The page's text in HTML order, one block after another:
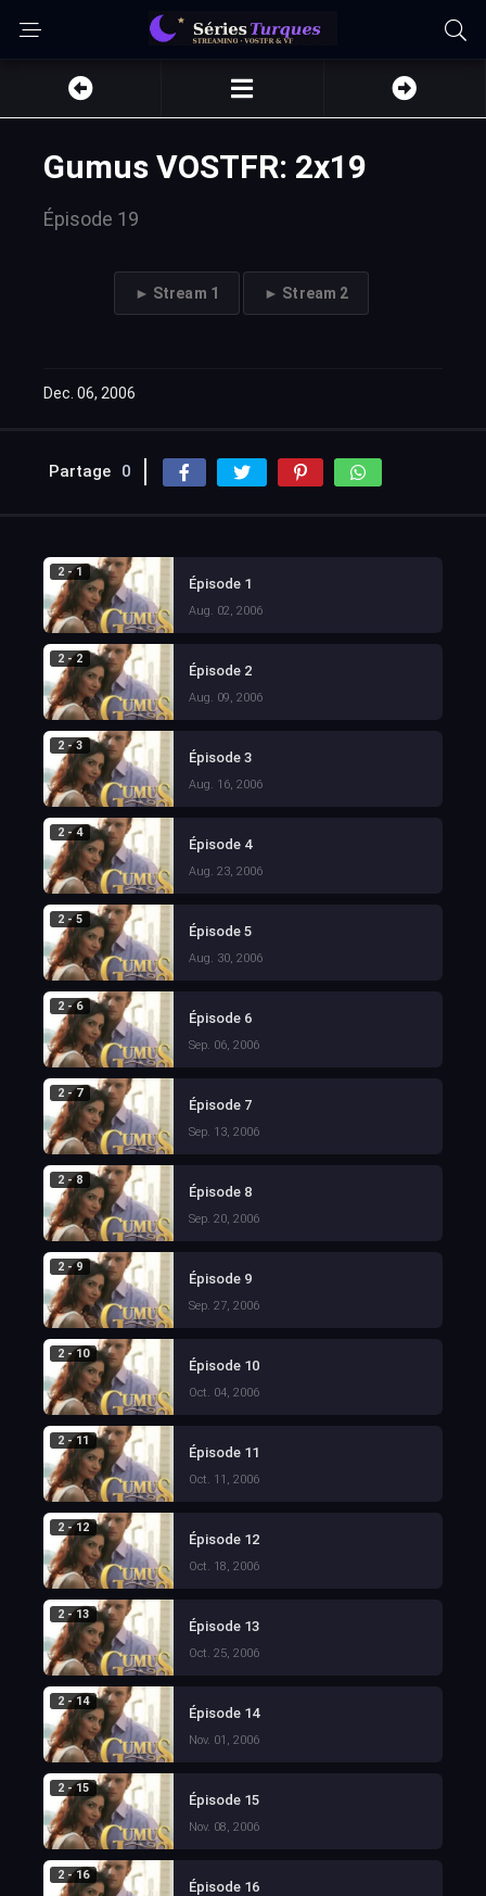
Gumus VOSTFR: 2x19
Épisode 19
► Stream 1 ► Stream 2
Dec. 06, 2006
Partage 0
2 - 1
Épisode 1
Aug. 02, 2006
2 - 2
Épisode 2
Aug. 09, 2006
2 - 3
Épisode 3
Aug. 16, 2006
2 - 4
Épisode 4
Aug. 23, 2006
2 - 5
Épisode 5
Aug. 30, 2006
2 - 6
Épisode 6
Sep. 06, 2006
2 - 7
Épisode 7
Sep. 13, 2006
2 - 8
Épisode 8
Sep. 20, 2006
2 - 9
Épisode 9
Sep. 27, 2006
2 - 10
Épisode 10
Oct. 04, 2006
2 - 11
Épisode 11
Oct. 11, 2006
2 - 12
Épisode 12
Oct. 18, 2006
2 - 13
Épisode 13
Oct. 25, 2006
2 - 14
Épisode 14
Nov. 01, 2006
2 - 15
Épisode 15
Nov. 08, 2006
2 - 16
Épisode 16